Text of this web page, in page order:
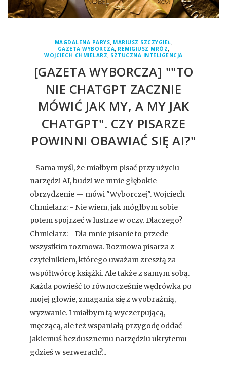
MAGDALENA PARYS, MARIUSZ SZCZYGIEŁ,
GAZETA WYBORCZA, REMIGIUSZ MRÓZ,
WOJCIECH CHMIELARZ, SZTUCZNA INTELIGENCJA
[GAZETA WYBORCZA] ""TO
NIE CHATGPT ZACZNIE
MÓWIĆ JAK MY, A MY JAK
CHATGPT". CZY PISARZE
POWINNI OBAWIAĆ SIĘ AI?"
- Sama myśl, że miałbym pisać przy użyciu
narzędzi AI, budzi we mnie głębokie
obrzydzenie — mówi "Wyborczej". Wojciech
Chmielarz: - Nie wiem, jak mógłbym sobie
potem spojrzeć w lustrze w oczy. Dlaczego?
Chmielarz: - Dla mnie pisanie to przede
wszystkim rozmowa. Rozmowa pisarza z
czytelnikiem, którego uważam zresztą za
współtwórcę książki. Ale także z samym sobą.
Każda powieść to równocześnie wędrówka po
mojej głowie, zmagania się z wyobraźnią,
wyzwanie. I miałbym tą wyczerpującą,
męczącą, ale też wspaniałą przygodę oddać
jakiemuś bezdusznemu narzędziu ukrytemu
gdzieś w serwerach?...